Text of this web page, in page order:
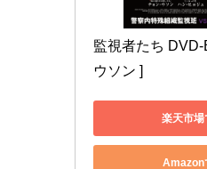
監視者たち DVD-
ウソン ]
楽天市場
Amazon